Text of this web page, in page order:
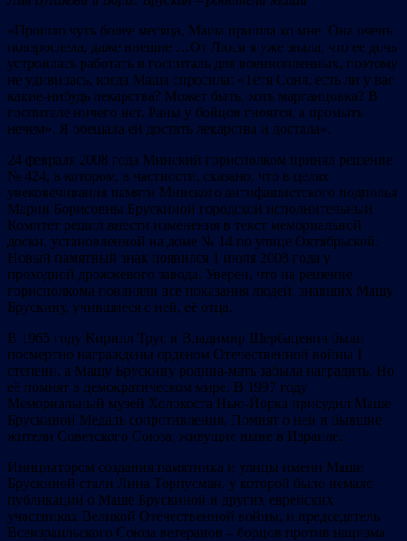
«Прошло чуть более месяца, Маша пришла ко мне. Она очень
повзрослела, даже внешне …От Люси я уже знала, что ее дочь
устроилась работать в госпиталь для военнопленных, поэтому
не удивилась, когда Маша спросила: «Тётя Соня, есть ли у вас
какие-нибудь лекарства? Может быть, хоть марганцовка? В
госпитале ничего нет. Раны у бойцов гноятся, а промыть
нечем». Я обещала ей достать лекарства и достала».
24 февраля 2008 года Минский горисполком принял решение
№ 424, в котором, в частности, сказано, что в целях
увековечивания памяти Минского антифашистского подполья
Марии Борисовны Брускиной городской исполнительный
Комитет решил внести изменения в текст мемориальной
доски, установленной на доме № 14 по улице Октябрьской.
Новый памятный знак появился 1 июля 2008 года у
проходной дрожжевого завода. Уверен, что на решение
горисполкома повлияли все показания людей, знавших Машу
Брускину, учившиеся с ней, её отца.
В 1965 году Кирилл Трус и Владимир Щербацевич были
посмертно награждены орденом Отечественной войны I
степени, а Машу Брускину родина-мать забыла наградить. Но
её помнят в демократическом мире. В 1997 году
Мемориальный музей Холокоста Нью-Йорка присудил Маше
Брускиной Медаль сопротивления. Помнят о ней и бывшие
жители Советского Союза, живущие ныне в Израиле.
Инициатором создания памятника и улицы имени Маши
Брускиной стали Лина Торпусман, у которой было немало
публикаций о Маше Брускиной и других еврейских
участниках Великой Отечественной войны, и председатель
Всеизраильского Союза ветеранов – борцов против нацизма